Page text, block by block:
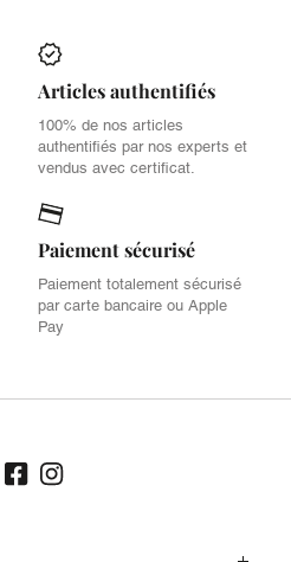
Articles authentifiés
100% de nos articles
authentifiés par nos experts et
vendus avec certificat.
Paiement sécurisé
Paiement totalement sécurisé
par carte bancaire ou Apple
Pay